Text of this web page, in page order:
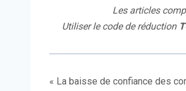
Les articles
Utiliser le code de réduction
« La baisse de confiance des